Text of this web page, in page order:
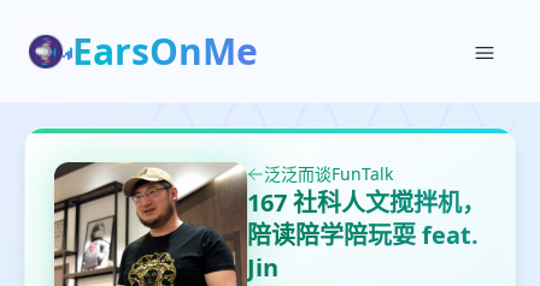
EarsOnMe
泛泛而谈FunTalk
167 社科人文搅拌机，
陪读陪学陪玩耍 feat.
Jin
✕
打分
鼠标下留人
✕
删除确认 ✕
创建